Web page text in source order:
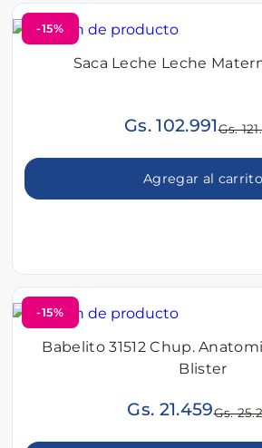
-15%
Saca Leche Leche
Gs. 102.991Gs.
Agregar al carrito
-15%
Babelito 31512 Chup.
Blister
Gs. 21.459Gs.